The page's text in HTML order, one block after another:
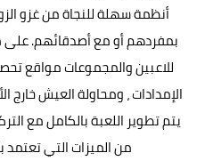
أنظمة سهلة للنجاة من غزو
بمفردهم أو مع أصدقائهم. على
للاعبين والمجموعات مواقع
الإمدادات ، ومحاولة العيش خارج
يتم تطوير اللعبة بالكامل مع
من الميزات التي تعتمد